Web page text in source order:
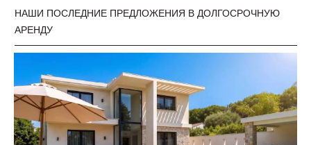
НАШИ ПОСЛЕДНИЕ ПРЕДЛОЖЕНИЯ В ДОЛГОСРОЧНУЮ
АРЕНДУ